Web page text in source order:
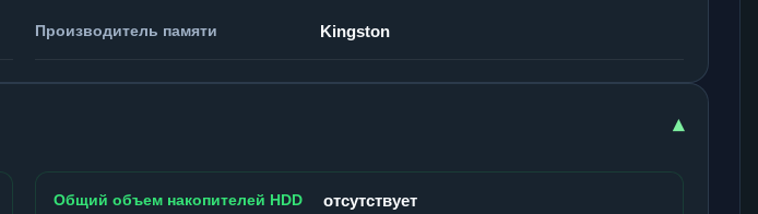
Производитель памяти Kingston
▾
Общий объем накопителей HDD отсутствует